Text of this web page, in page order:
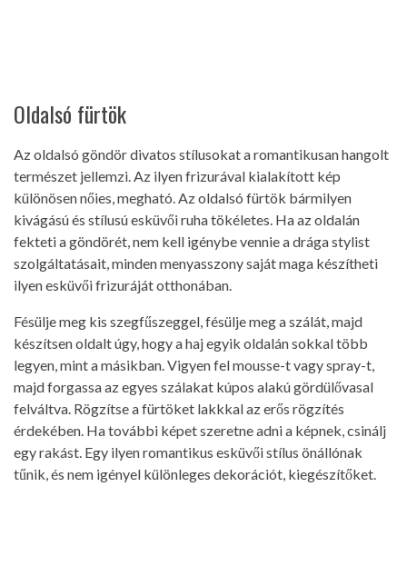
Oldalsó fürtök
Az oldalsó göndör divatos stílusokat a romantikusan hangolt
természet jellemzi. Az ilyen frizurával kialakított kép
különösen nőies, megható. Az oldalsó fürtök bármilyen
kivágású és stílusú esküvői ruha tökéletes. Ha az oldalán
fekteti a göndörét, nem kell igénybe vennie a drága stylist
szolgáltatásait, minden menyasszony saját maga készítheti
ilyen esküvői frizuráját otthonában.
Fésülje meg kis szegfűszeggel, fésülje meg a szálát, majd
készítsen oldalt úgy, hogy a haj egyik oldalán sokkal több
legyen, mint a másikban. Vigyen fel mousse-t vagy spray-t,
majd forgassa az egyes szálakat kúpos alakú gördülővasal
felváltva. Rögzítse a fürtöket lakkkal az erős rögzítés
érdekében. Ha további képet szeretne adni a képnek, csinálj
egy rakást. Egy ilyen romantikus esküvői stílus önállónak
tűnik, és nem igényel különleges dekorációt, kiegészítőket.